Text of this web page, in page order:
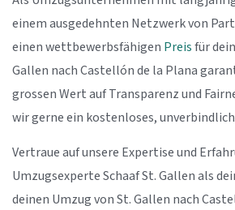
einem ausgedehnten Netzwerk von
einen wettbewerbsfähigen Preisfür
Gallen nach Castellón de la Plana
grossen Wert auf Transparenz und
wir gerne ein kostenloses,
Vertraue auf unsere Expertise und
Umzugsexperte Schaaf St. Gallen als
deinen Umzug von St. Gallen nach